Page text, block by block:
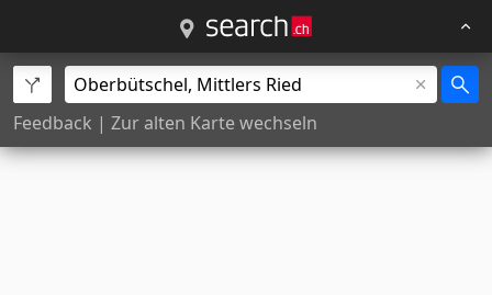
Feedback | Zur alten Karte wechseln